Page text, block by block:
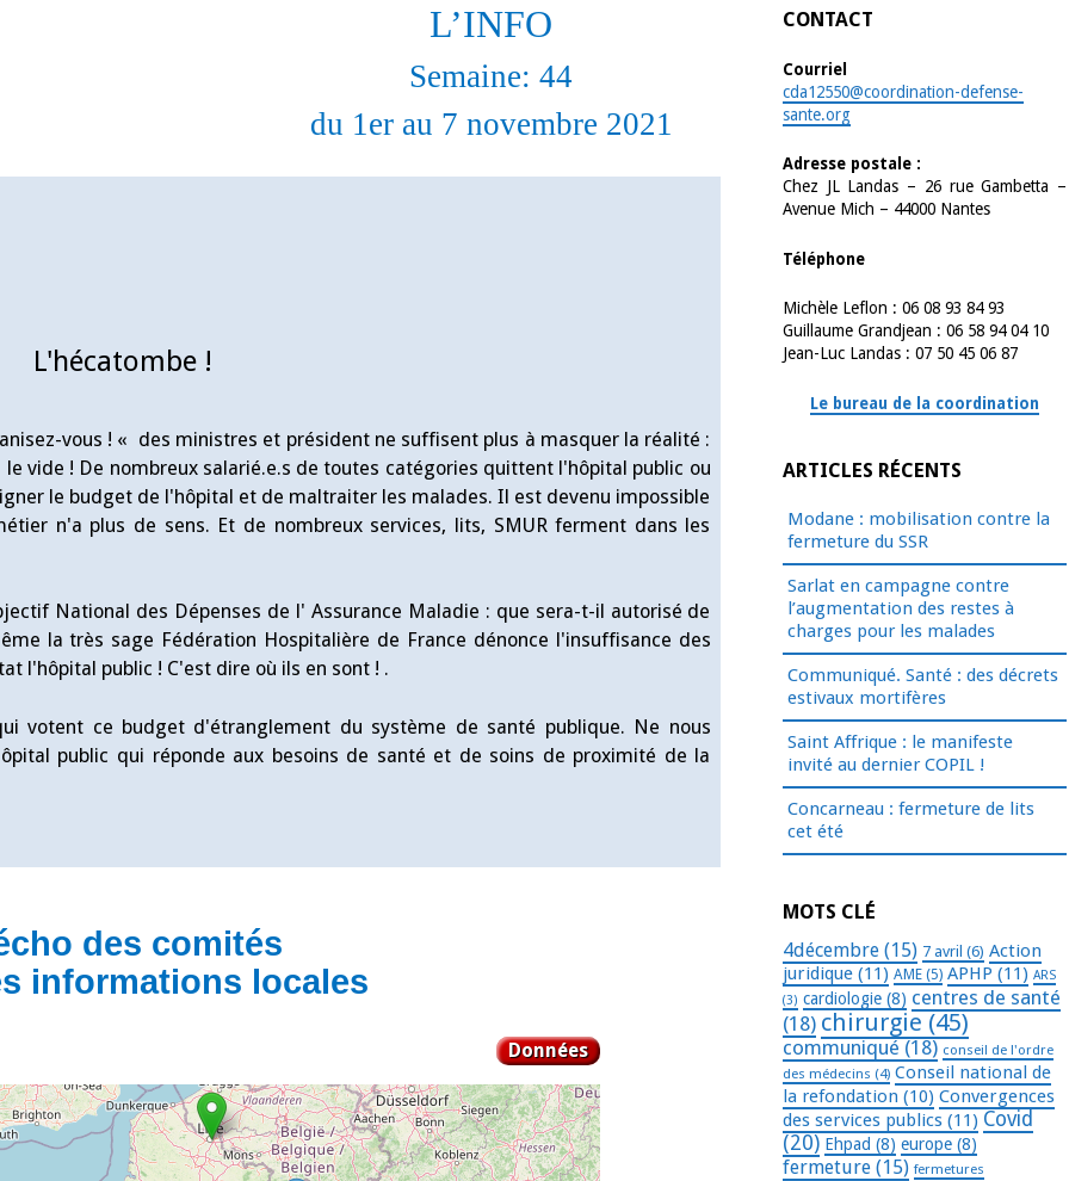
L’INFO
Semaine: 44
du 1er au 7 novembre 2021
L'hécatombe !
vous ! « des ministres et président ne suffisent plus à masquer la réalité :
vide ! De nombreux salarié.e.s de toutes catégories quittent l'hôpital public ou
le budget de l'hôpital et de maltraiter les malades. Il est devenu impossible
n'a plus de sens. Et de nombreux services, lits, SMUR ferment dans les
National des Dépenses de l' Assurance Maladie : que sera-t-il autorisé de
la très sage Fédération Hospitalière de France dénonce l'insuffisance des
l'hôpital public ! C'est dire où ils en sont ! .
votent ce budget d'étranglement du système de santé publique. Ne nous
public qui réponde aux besoins de santé et de soins de proximité de la
des comités
informations locales
Données
CONTACT
Courriel
cda12550@coordination-defense-
sante.org
Adresse postale :
Chez JL Landas – 26 rue Gambetta –
Avenue Mich – 44000 Nantes
Téléphone
Michèle Leflon : 06 08 93 84 93
Guillaume Grandjean : 06 58 94 04 10
Jean-Luc Landas : 07 50 45 06 87
Le bureau de la coordination
ARTICLES RÉCENTS
Modane : mobilisation contre la
fermeture du SSR
Sarlat en campagne contre
l’augmentation des restes à
charges pour les malades
Communiqué. Santé : des décrets
estivaux mortifères
Saint Affrique : le manifeste
invité au dernier COPIL !
Concarneau : fermeture de lits
cet été
MOTS CLÉ
4décembre (15) 7 avril (6) Action
juridique (11) AME (5) APHP (11) ARS
(3) cardiologie (8) centres de santé
(18) chirurgie (45)
communiqué (18) conseil de l'ordre
des médecins (4) Conseil national de
la refondation (10) Convergences
des services publics (11) Covid
(20) Ehpad (8) europe (8)
fermeture (15) fermetures